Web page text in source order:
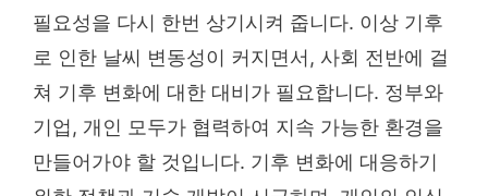
필요성을 다시 한번 상기시켜 줍니다. 이상 기후
로 인한 날씨 변동성이 커지면서, 사회 전반에 걸
쳐 기후 변화에 대한 대비가 필요합니다. 정부와
기업, 개인 모두가 협력하여 지속 가능한 환경을
만들어가야 할 것입니다. 기후 변화에 대응하기